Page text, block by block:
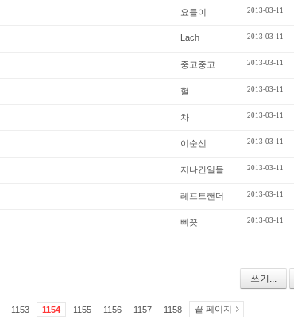
요들이 2013-03-11
Lach 2013-03-11
중고중고 2013-03-11
헐 2013-03-11
차 2013-03-11
이순신 2013-03-11
지나간일들 2013-03-11
레프트핸더 2013-03-11
삐끗 2013-03-11
쓰기...
1153 1154 1155 1156 1157 1158 끝 페이지